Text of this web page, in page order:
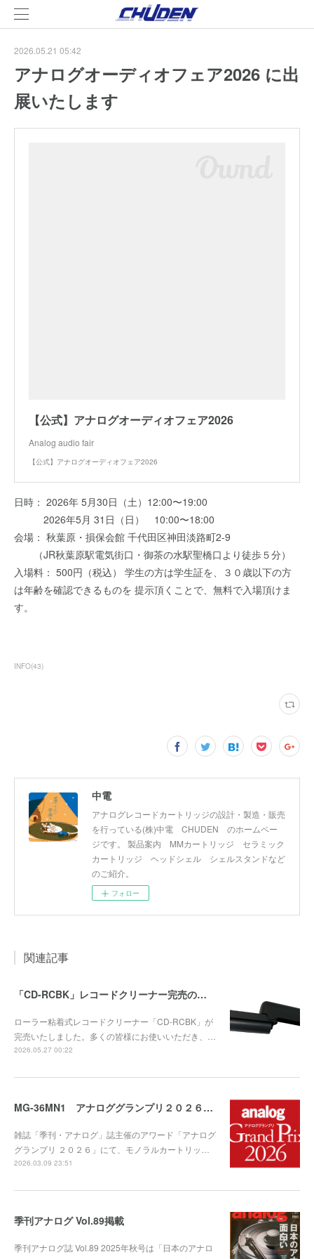
2026.05.21 05:42
アナログオーディオフェア2026 に出
展いたします
【公式】アナログオーディオフェア2026
Analog audio fair
【公式】アナログオーディオフェア2026
日時： 2026年 5月30日（土）12:00〜19:00
2026年5月 31日（日） 10:00〜18:00
会場： 秋葉原・損保会館 千代田区神田淡路町2-9
（JR秋葉原駅電気街口・御茶の水駅聖橋口より徒歩５分）
入場料： 500円（税込） 学生の方は学生証を、３０歳以下の方
は年齢を確認できるものを 提示頂くことで、無料で入場頂けま
す。
INFO(43)
中電
アナログレコードカートリッジの設計・製造・販売
を行っている(株)中電 CHUDEN のホームペー
ジです。 製品案内 MMカートリッジ セラミック
カートリッジ ヘッドシェル シェルスタンドなど
のご紹介。
フォロー
関連記事
「CD-RCBK」レコードクリーナー完売のお知らせ
ローラー粘着式レコードクリーナー「CD-RCBK」が
完売いたしました。多くの皆様にお使いいただき、…
2026.05.27 00:22
MG-36MN1 アナロググランプリ２０２６ 受賞！
雑誌「季刊・アナログ」誌主催のアワード「アナログ
グランプリ ２０２６」にて、モノラルカートリッ…
2026.03.09 23:51
季刊アナログ Vol.89掲載
季刊アナログ誌 Vol.89 2025年秋号は「日本のアナロ